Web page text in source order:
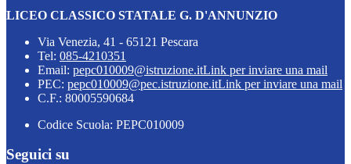
LICEO CLASSICO STATALE G. D'ANNUNZIO
Via Venezia, 41 - 65121 Pescara
Tel: 085-4210351
Email: pepc010009@istruzione.itLink per inviare una mail
PEC: pepc010009@pec.istruzione.itLink per inviare una mail
C.F.: 80005590684
Codice Scuola: PEPC010009
Seguici su